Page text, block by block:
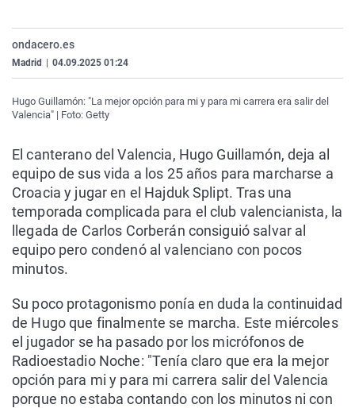
Operación Viuda
Navarra
ondacero.es
Madrid 04.09.2025 01:24
Hugo Guillamón: "La mejor opción para mi y para mi carrera era salir del
Valencia" | Foto: Getty
El canterano del Valencia, Hugo Guillamón, deja al
equipo de sus vida a los 25 años para marcharse a
Croacia y jugar en el Hajduk Splipt. Tras una
temporada complicada para el club valencianista, la
llegada de Carlos Corberán consiguió salvar al
equipo pero condenó al valenciano con pocos
minutos.
Su poco protagonismo ponía en duda la continuidad
de Hugo que finalmente se marcha. Este miércoles
el jugador se ha pasado por los micrófonos de
Radioestadio Noche: "Tenía claro que era la mejor
opción para mi y para mi carrera salir del Valencia
porque no estaba contando con los minutos ni con